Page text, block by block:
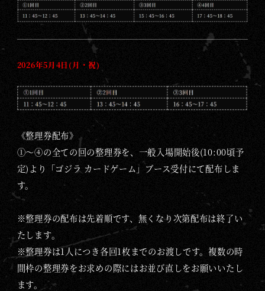
2026年5月4日(月・祝)
《整理券配布》
①～④の全ての回の整理券を、一般入場開始後(10:00頃予
定)より「ゴジラ カードゲーム」ブース受付にて配布しま
す。
※整理券の配布は先着順です、無くなり次第配布は終了い
たします。
※整理券は1人につき各回1枚までのお渡しです。複数の時
間枠の整理券をお求めの際にはお並び直しをお願いいたし
ます。